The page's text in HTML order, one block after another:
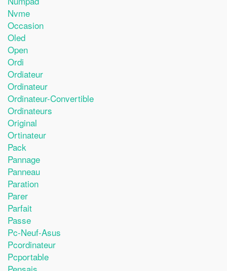
Nvme
Occasion
Oled
Open
Ordi
Ordiateur
Ordinateur
Ordinateur-Convertible
Ordinateurs
Original
Ortinateur
Pack
Pannage
Panneau
Paration
Parer
Parfait
Passe
Pc-Neuf-Asus
Pcordinateur
Pcportable